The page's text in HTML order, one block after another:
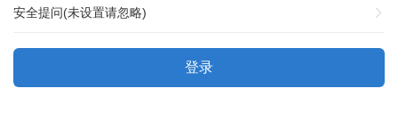
安全提问(未设置请忽略)
登录